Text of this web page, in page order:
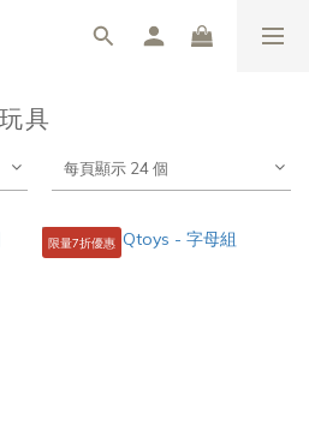
具
每頁顯示 24 個
限量7折優惠